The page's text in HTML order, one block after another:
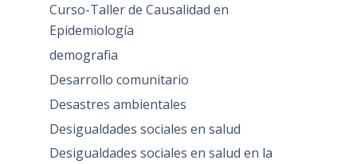
Curso-Taller de Causalidad en
Epidemiología
demografia
Desarrollo comunitario
Desastres ambientales
Desigualdades sociales en salud
Desigualdades sociales en salud en la